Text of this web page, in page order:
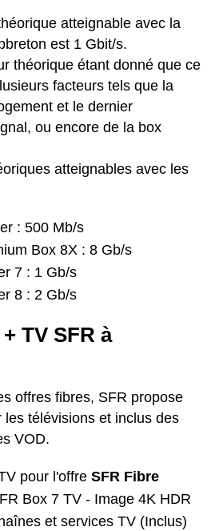
atteignable avec la
est 1 Gbit/s.
théorique étant donné que ce
facteurs tels que la
et le dernier
ou encore de la box
atteignables avec les
: 500 Mb/s
Box 8X : 8 Gb/s
7 : 1 Gb/s
8 : 2 Gb/s
TV SFR à
offres fibres, SFR propose
les télévisions et inclus des
VOD.
pour l'offre SFR Fibre
Box 7 TV - Image 4K HDR
et services TV (Inclus)